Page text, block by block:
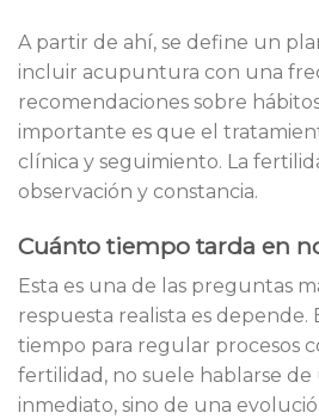
A partir de ahí, se define un
incluir acupuntura con una
recomendaciones sobre
importante es que el
clínica y seguimiento. La
observación y constancia.
Cuánto tiempo tarda en
Esta es una de las preguntas
respuesta realista es depende.
tiempo para regular procesos
fertilidad, no suele hablarse de
inmediato, sino de una